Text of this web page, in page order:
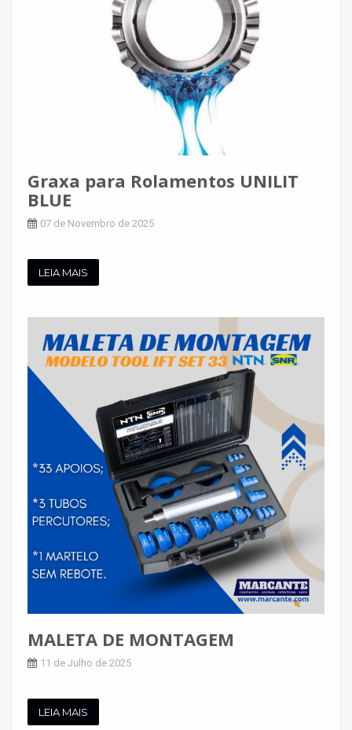
Graxa para Rolamentos UNILIT
BLUE
07 de Novembro de 2025
LEIA MAIS
MALETA DE MONTAGEM
11 de Julho de 2025
LEIA MAIS